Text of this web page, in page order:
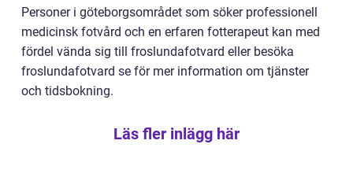
Personer i göteborgsområdet som söker professionell
medicinsk fotvård och en erfaren fotterapeut kan med
fördel vända sig till froslundafotvard eller besöka
froslundafotvard se för mer information om tjänster
och tidsbokning.
Läs fler inlägg här